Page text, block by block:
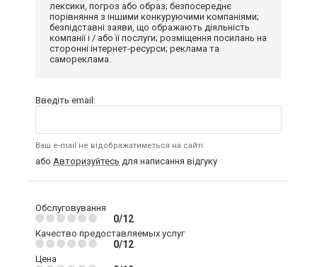
лексики, погроз або образ; безпосереднє
порівняння з іншими конкуруючими компаніями;
безпідставні заяви, що ображають діяльність
компанії і / або її послуги; розміщення посилань на
сторонні інтернет-ресурси; реклама та
самореклама.
Введіть email:
Ваш e-mail не відображатиметься на сайті
або Авторизуйтесь для написання відгуку
Обслуговування
0/12
Качество предоставляемых услуг
0/12
Цена